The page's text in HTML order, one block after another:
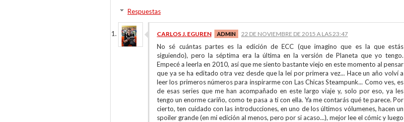
Respuestas
CARLOS J. EGUREN 22 DE NOVIEMBRE DE 2015 A LAS 23:47
No sé cuántas partes es la edición de ECC (que imagino que es la que estás
siguiendo), pero la séptima era la última en la versión de Planeta que yo tengo.
Empecé a leerla en 2010, así que me siento bastante viejo en este momento al pensar
que ya se ha editado otra vez desde que la leí por primera vez... Hace un año volví a
leer los primeros números para inspirarme con Las Chicas Steampunk... Como ves, es
de esas series que me han acompañado en este largo viaje y, solo por eso, ya les
tengo un enorme cariño, como te pasa a ti con ella. Ya me contarás qué te parece. Por
cierto, ten cuidado con las introducciones, en uno de los últimos vólumenes, hacen un
spoiler grande (en mi edición al menos, pero por si acaso...), mejor lee el cómic y luego